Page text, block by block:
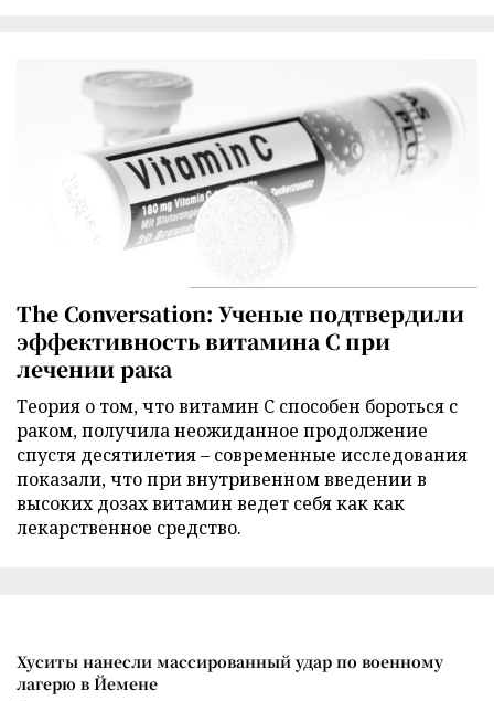
The Conversation: Ученые подтвердили
эффективность витамина C при
лечении рака
Теория о том, что витамин C способен бороться с
раком, получила неожиданное продолжение
спустя десятилетия – современные исследования
показали, что при внутривенном введении в
высоких дозах витамин ведет себя как как
лекарственное средство.
Хуситы нанесли массированный удар по военному
лагерю в Йемене